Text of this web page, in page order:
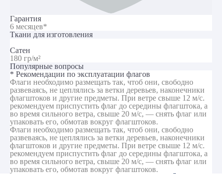
Гарантия
6 месяцев*
Ткани для изготовления
Сатен
180 гр/м²
Популярные вопросы
* Рекомендации по эксплуатации флагов
Флаги необходимо размещать так, чтоб они, свободно
развеваясь, не цеплялись за ветки деревьев, наконечники
флагштоков и другие предметы. При ветре свыше 12 м/с.
рекомендуем приспустить флаг до середины флагштока, а
во время сильного ветра, свыше 20 м/с, — снять флаг или
упаковать его, обмотав вокруг флагштоков.
Флаги необходимо размещать так, чтоб они, свободно
развеваясь, не цеплялись за ветки деревьев, наконечники
флагштоков и другие предметы. При ветре свыше 12 м/с.
рекомендуем приспустить флаг до середины флагштока, а
во время сильного ветра, свыше 20 м/с, — снять флаг или
упаковать его, обмотав вокруг флагштоков.